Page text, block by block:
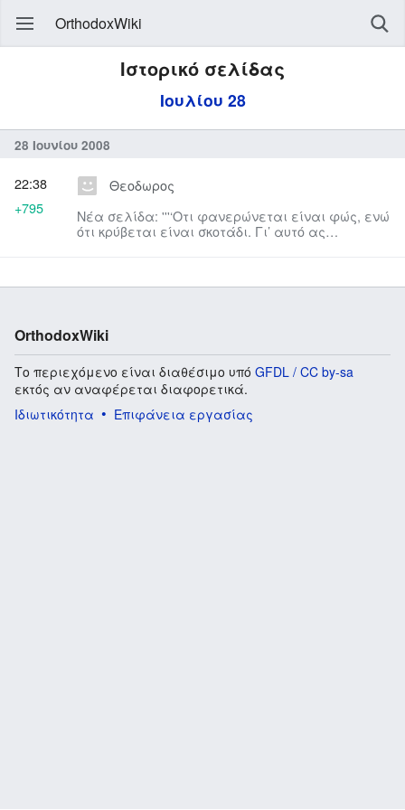
OrthodoxWiki
Ιστορικό σελίδας
Ιουλίου 28
28 Ιουνίου 2008
Θεοδωρος
Νέα σελίδα: '''‘Οτι φανερώνεται είναι φώς, ενώ
ότι κρύβεται είναι σκοτάδι. Γι’ αυτό ας
22:38
+795
OrthodoxWiki
Το περιεχόμενο είναι διαθέσιμο υπό GFDL / CC by-sa
εκτός αν αναφέρεται διαφορετικά.
Ιδιωτικότητα
Επιφάνεια εργασίας